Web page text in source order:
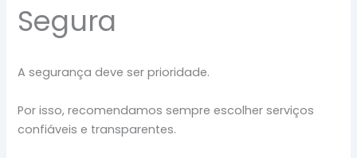
Segura
A segurança deve ser prioridade.
Por isso, recomendamos sempre escolher serviços
confiáveis e transparentes.